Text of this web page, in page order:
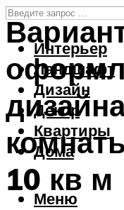
Интерьер
Ландшафт
Дизайн
Декор
Квартиры
Дома
Меню
10 кв м